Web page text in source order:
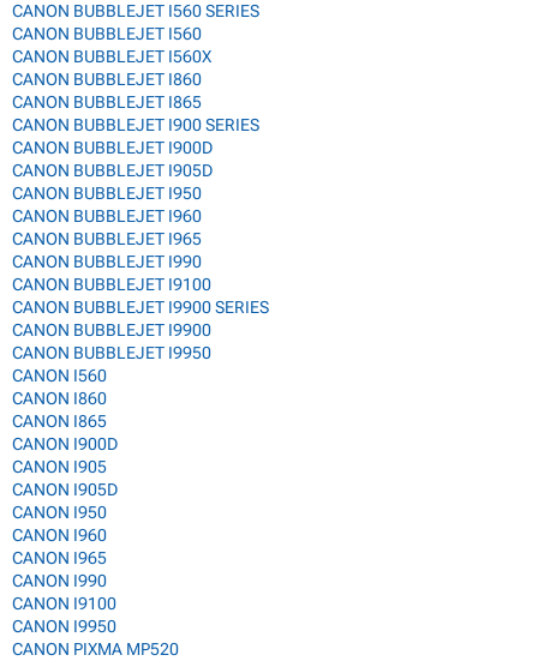
CANON BUBBLEJET I560 SERIES
CANON BUBBLEJET I560
CANON BUBBLEJET I560X
CANON BUBBLEJET I860
CANON BUBBLEJET I865
CANON BUBBLEJET I900 SERIES
CANON BUBBLEJET I900D
CANON BUBBLEJET I905D
CANON BUBBLEJET I950
CANON BUBBLEJET I960
CANON BUBBLEJET I965
CANON BUBBLEJET I990
CANON BUBBLEJET I9100
CANON BUBBLEJET I9900 SERIES
CANON BUBBLEJET I9900
CANON BUBBLEJET I9950
CANON I560
CANON I860
CANON I865
CANON I900D
CANON I905
CANON I905D
CANON I950
CANON I960
CANON I965
CANON I990
CANON I9100
CANON I9950
CANON PIXMA MP520